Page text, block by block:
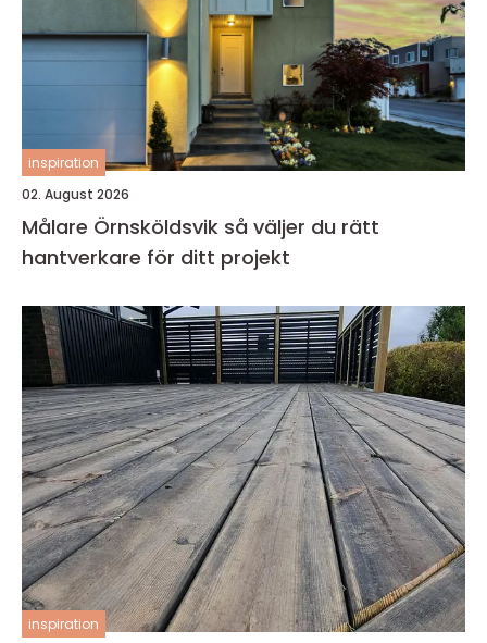
inspiration
02. August 2026
Målare Örnsköldsvik så väljer du rätt
hantverkare för ditt projekt
inspiration